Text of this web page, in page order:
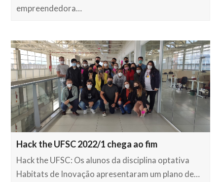
empreendedora…
Hack the UFSC 2022/1 chega ao fim
Hack the UFSC: Os alunos da disciplina optativa
Habitats de Inovação apresentaram um plano de…